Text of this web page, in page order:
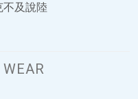
及說陸
WEAR